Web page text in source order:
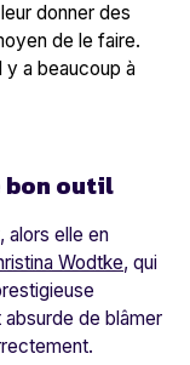
donner des
de le faire.
y a beaucoup à
bon outil
alors elle en
Wodtke, qui
absurde de blâmer